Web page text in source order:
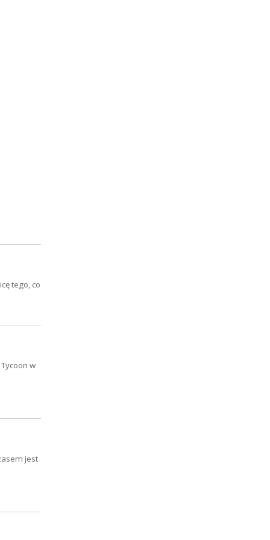
tego, co
w
jest